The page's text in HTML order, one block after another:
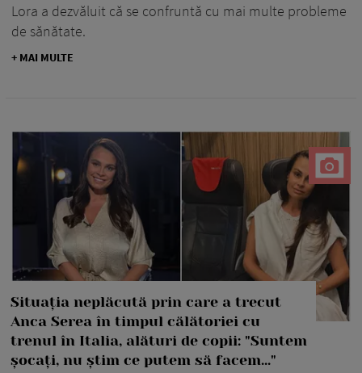
Lora a dezvăluit că se confruntă cu mai multe probleme
de sănătate.
+ MAI MULTE
Situația neplăcută prin care a trecut
Anca Serea în timpul călătoriei cu
trenul în Italia, alături de copii: "Suntem
șocați, nu știm ce putem să facem..."